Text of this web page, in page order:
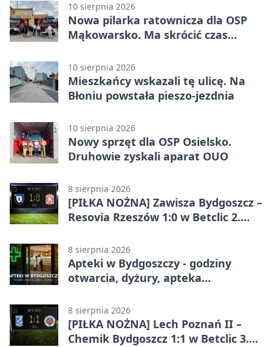
10 sierpnia 2026
Nowa pilarka ratownicza dla OSP
Mąkowarsko. Ma skrócić czas
10 sierpnia 2026
Mieszkańcy wskazali tę ulicę. Na
Błoniu powstała pieszo-jezdnia
10 sierpnia 2026
Nowy sprzęt dla OSP Osielsko.
Druhowie zyskali aparat OUO
8 sierpnia 2026
[PIŁKA NOŻNA] Zawisza Bydgoszcz –
Resovia Rzeszów 1:0 w Betclic 2.
8 sierpnia 2026
Apteki w Bydgoszczy - godziny
otwarcia, dyżury, apteka
8 sierpnia 2026
[PIŁKA NOŻNA] Lech Poznań II –
Chemik Bydgoszcz 1:1 w Betclic 3.